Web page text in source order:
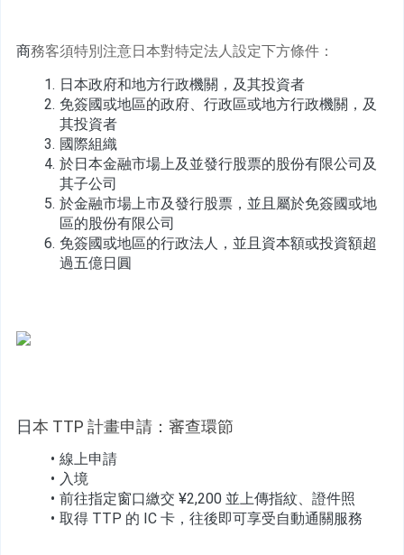
商務客須特別注意日本對特定法人設定下方條件：
日本政府和地方行政機關，及其投資者
免簽國或地區的政府、行政區或地方行政機關，及
其投資者
國際組織
於日本金融市場上及並發行股票的股份有限公司及
其子公司
於金融市場上市及發行股票，並且屬於免簽國或地
區的股份有限公司
免簽國或地區的行政法人，並且資本額或投資額超
過五億日圓
日本 TTP 計畫申請：審查環節
線上申請
入境
前往指定窗口繳交 ¥2,200 並上傳指紋、證件照
取得 TTP 的 IC 卡，往後即可享受自動通關服務